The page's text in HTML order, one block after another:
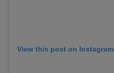
View this post on Instagram